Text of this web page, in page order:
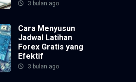
3 bulan ago
Cara Menyusun
Jadwal Latihan
Forex Gratis yang
Efektif
3 bulan ago